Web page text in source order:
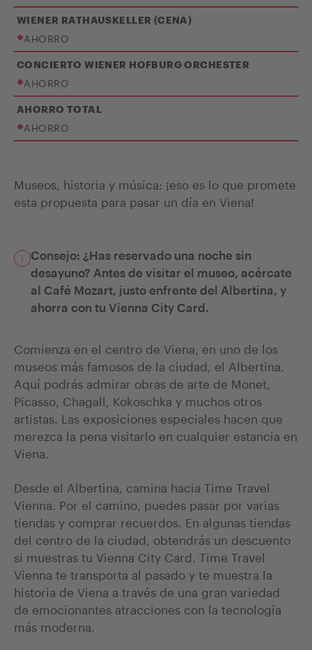
WIENER RATHAUSKELLER (CENA)
AHORRO
CONCIERTO WIENER HOFBURG ORCHESTER
AHORRO
AHORRO TOTAL
AHORRO
Museos, historia y música: ¡eso es lo que promete
esta propuesta para pasar un día en Viena!
Consejo: ¿Has reservado una noche sin
desayuno? Antes de visitar el museo, acércate
al Café Mozart, justo enfrente del Albertina, y
ahorra con tu Vienna City Card.
Comienza en el centro de Viena, en uno de los
museos más famosos de la ciudad, el Albertina.
Aquí podrás admirar obras de arte de Monet,
Picasso, Chagall, Kokoschka y muchos otros
artistas. Las exposiciones especiales hacen que
merezca la pena visitarlo en cualquier estancia en
Viena.
Desde el Albertina, camina hacia Time Travel
Vienna. Por el camino, puedes pasar por varias
tiendas y comprar recuerdos. En algunas tiendas
del centro de la ciudad, obtendrás un descuento
si muestras tu Vienna City Card. Time Travel
Vienna te transporta al pasado y te muestra la
historia de Viena a través de una gran variedad
de emocionantes atracciones con la tecnología
más moderna.